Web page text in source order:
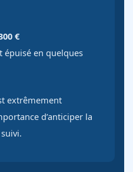
€
en quelques
extrêmement
d’anticiper la